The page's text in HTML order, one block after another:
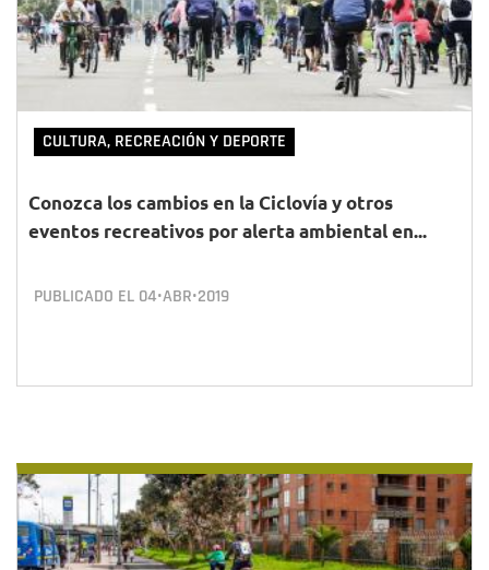
CULTURA, RECREACIÓN Y DEPORTE
Conozca los cambios en la Ciclovía y otros
eventos recreativos por alerta ambiental en...
PUBLICADO EL 04•ABR•2019